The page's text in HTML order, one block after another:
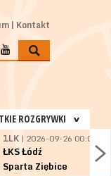
Kontakt
ROZGRYWKI
1LK | 2026-09-26 00:00
ŁKS Łódź
Sparta Ziębice